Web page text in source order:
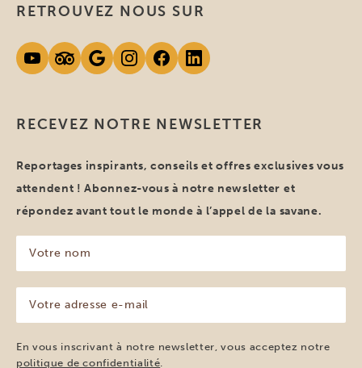
RECEVEZ NOTRE NEWSLETTER
Reportages inspirants, conseils et offres exclusives vous
attendent ! Abonnez-vous à notre newsletter et
répondez avant tout le monde à l’appel de la savane.
nom
(Nécessaire)
adresse
e-
mail
(Nécessaire)
En vous inscrivant à notre newsletter, vous acceptez notre
politique de confidentialité.
RETROUVEZ NOUS SUR